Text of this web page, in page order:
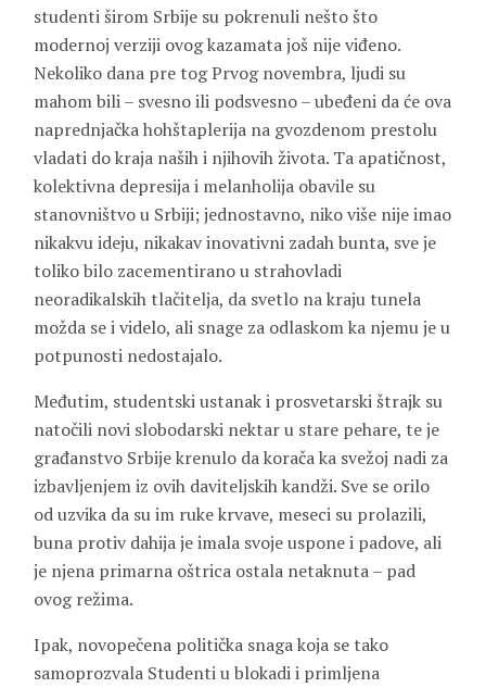
studenti širom Srbije su pokrenuli nešto što
modernoj verziji ovog kazamata još nije viđeno.
Nekoliko dana pre tog Prvog novembra, ljudi su
mahom bili – svesno ili podsvesno – ubeđeni da će ova
naprednjačka hohštaplerija na gvozdenom prestolu
vladati do kraja naših i njihovih života. Ta apatičnost,
kolektivna depresija i melanholija obavile su
stanovništvo u Srbiji; jednostavno, niko više nije imao
nikakvu ideju, nikakav inovativni zadah bunta, sve je
toliko bilo zacementirano u strahovladi
neoradikalskih tlačitelja, da svetlo na kraju tunela
možda se i videlo, ali snage za odlaskom ka njemu je u
potpunosti nedostajalo.
Međutim, studentski ustanak i prosvetarski štrajk su
natočili novi slobodarski nektar u stare pehare, te je
građanstvo Srbije krenulo da korača ka svežoj nadi za
izbavljenjem iz ovih daviteljskih kandži. Sve se orilo
od uzvika da su im ruke krvave, meseci su prolazili,
buna protiv dahija je imala svoje uspone i padove, ali
je njena primarna oštrica ostala netaknuta – pad
ovog režima.
Ipak, novopečena politička snaga koja se tako
samoprozvala Studenti u blokadi i primljena